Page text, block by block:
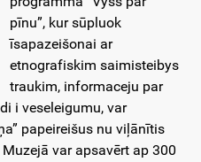
pīnu”, kur sūpluok
īsapazeišonai ar
etnografiskim saimisteibys
traukim, informaceju par
i veseleigumu, var
papeireišus nu viļānītis
var apsavērt ap 300